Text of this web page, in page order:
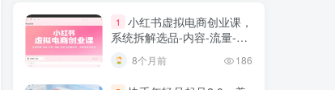
1
小红书虚拟电商创业课，
系统拆解选品-内容-流量-变
8个月前 186